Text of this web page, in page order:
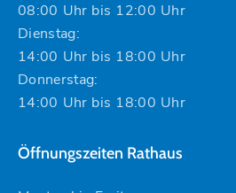
08:00 Uhr bis 12:00 Uhr
Dienstag:
14:00 Uhr bis 18:00 Uhr
Donnerstag:
14:00 Uhr bis 18:00 Uhr
Öffnungszeiten Rathaus